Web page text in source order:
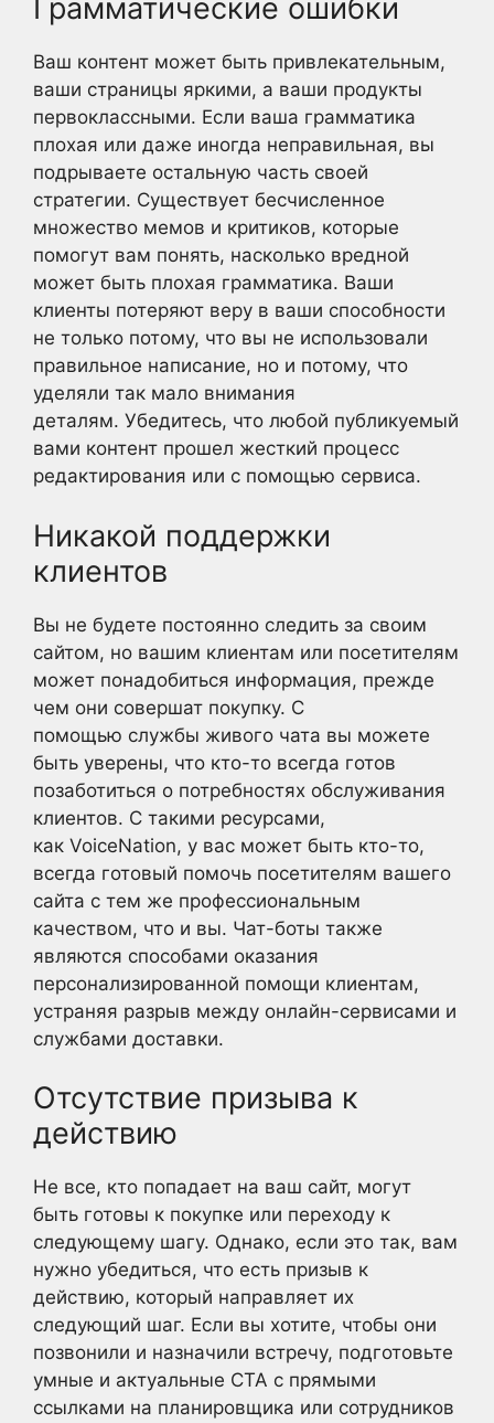
Грамматические ошибки
Ваш контент может быть привлекательным,
ваши страницы яркими, а ваши продукты
первоклассными. Если ваша грамматика
плохая или даже иногда неправильная, вы
подрываете остальную часть своей
стратегии. Существует бесчисленное
множество мемов и критиков, которые
помогут вам понять, насколько вредной
может быть плохая грамматика. Ваши
клиенты потеряют веру в ваши способности
не только потому, что вы не использовали
правильное написание, но и потому, что
уделяли так мало внимания
деталям. Убедитесь, что любой публикуемый
вами контент прошел жесткий процесс
редактирования или с помощью сервиса.
Никакой поддержки
клиентов
Вы не будете постоянно следить за своим
сайтом, но вашим клиентам или посетителям
может понадобиться информация, прежде
чем они совершат покупку. С
помощью службы живого чата вы можете
быть уверены, что кто-то всегда готов
позаботиться о потребностях обслуживания
клиентов. С такими ресурсами,
как VoiceNation, у вас может быть кто-то,
всегда готовый помочь посетителям вашего
сайта с тем же профессиональным
качеством, что и вы. Чат-боты также
являются способами оказания
персонализированной помощи клиентам,
устраняя разрыв между онлайн-сервисами и
службами доставки.
Отсутствие призыва к
действию
Не все, кто попадает на ваш сайт, могут
быть готовы к покупке или переходу к
следующему шагу. Однако, если это так, вам
нужно убедиться, что есть призыв к
действию, который направляет их
следующий шаг. Если вы хотите, чтобы они
позвонили и назначили встречу, подготовьте
умные и актуальные CTA с прямыми
ссылками на планировщика или сотрудников